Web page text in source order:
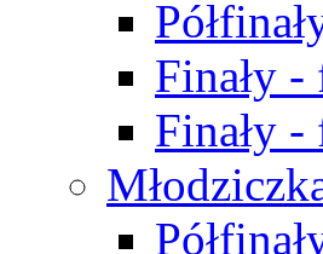
Finały -
Finały -